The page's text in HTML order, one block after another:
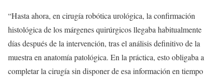
“Hasta ahora, en cirugía robótica urológica, la confirmación
histológica de los márgenes quirúrgicos llegaba habitualmente
días después de la intervención, tras el análisis definitivo de la
muestra en anatomía patológica. En la práctica, esto obligaba a
completar la cirugía sin disponer de esa información en tiempo